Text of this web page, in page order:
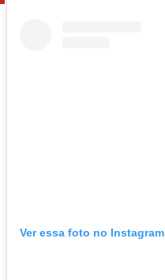
Ver essa foto no Instagram